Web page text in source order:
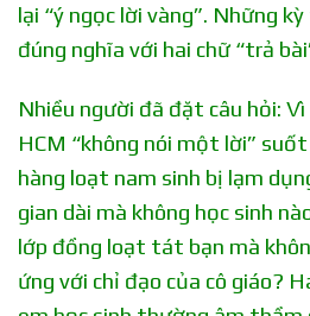
lại “ý ngọc lời vàng”. Những
đúng nghĩa với hai chữ “trả
Nhiều người đã đặt câu hỏi: Vì
HCM “không nói một lời”
hàng loạt nam sinh bị lạm
gian dài mà không học sinh
lớp đồng loạt tát bạn mà
ứng với chỉ đạo của cô giáo?